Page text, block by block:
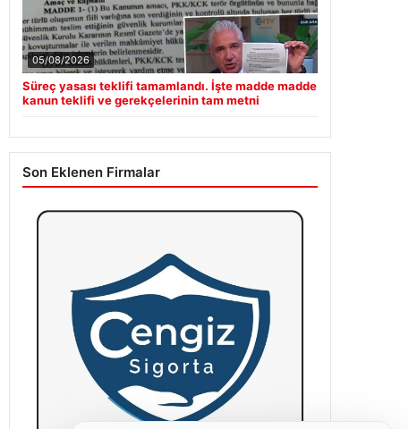
05/08/2026
Süreç yasası teklifi tamamlandı. İşte madde madde
kanun teklifi ve gerekçelerinin tam metni
Son Eklenen Firmalar